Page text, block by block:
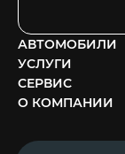
АВТОМОБИЛИ
УСЛУГИ
СЕРВИС
О КОМПАНИИ